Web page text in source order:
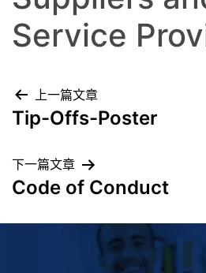
Service
上一篇文章
Tip-Offs-Poster
下一篇文章
Code of Conduct